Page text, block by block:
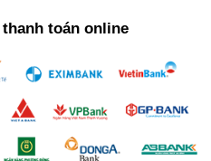
thanh toán online